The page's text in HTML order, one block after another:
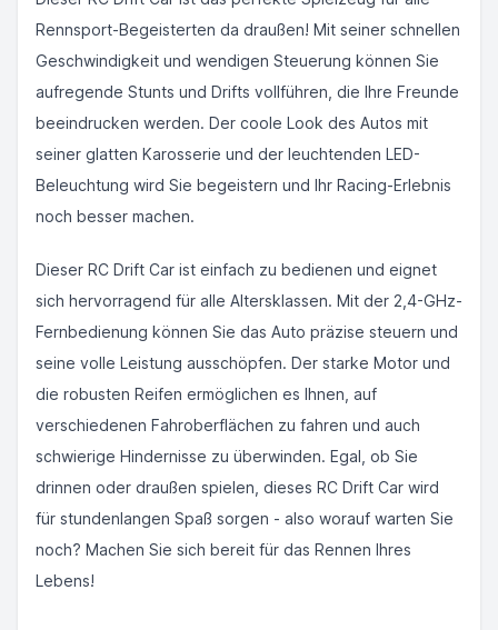
Rennsport-Begeisterten da draußen! Mit seiner schnellen
Geschwindigkeit und wendigen Steuerung können Sie
aufregende Stunts und Drifts vollführen, die Ihre Freunde
beeindrucken werden. Der coole Look des Autos mit
seiner glatten Karosserie und der leuchtenden LED-
Beleuchtung wird Sie begeistern und Ihr Racing-Erlebnis
noch besser machen.
Dieser RC Drift Car ist einfach zu bedienen und eignet
sich hervorragend für alle Altersklassen. Mit der 2,4-GHz-
Fernbedienung können Sie das Auto präzise steuern und
seine volle Leistung ausschöpfen. Der starke Motor und
die robusten Reifen ermöglichen es Ihnen, auf
verschiedenen Fahroberflächen zu fahren und auch
schwierige Hindernisse zu überwinden. Egal, ob Sie
drinnen oder draußen spielen, dieses RC Drift Car wird
für stundenlangen Spaß sorgen - also worauf warten Sie
noch? Machen Sie sich bereit für das Rennen Ihres
Lebens!